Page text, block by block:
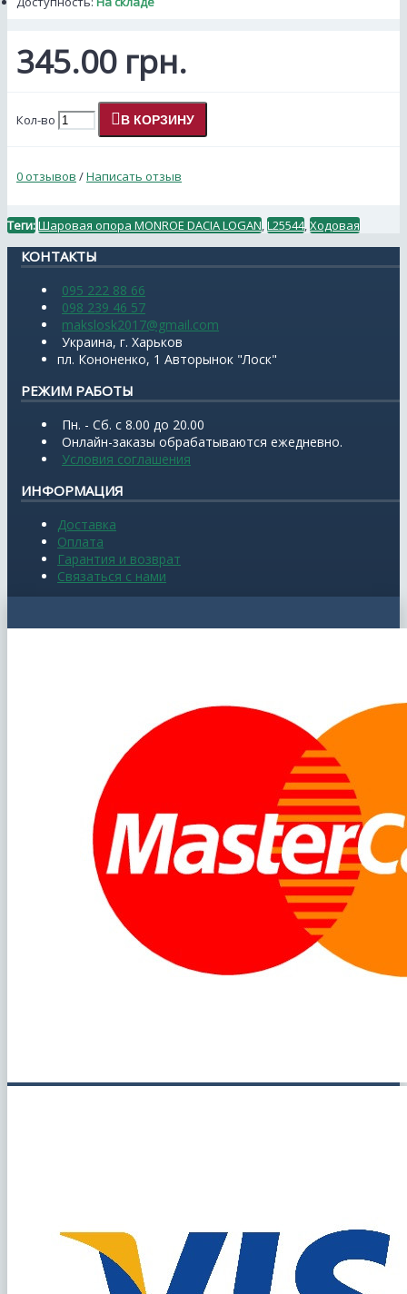
345.00 грн.
Кол-во В КОРЗИНУ
0 отзывов /Написать отзыв
Теги:Шаровая опора MONROE DACIA LOGAN L25544 Ходовая
КОНТАКТЫ
095 222 88 66
098 239 46 57
makslosk2017@gmail.com
Украина, г. Харьков
пл. Кононенко, 1 Авторынок "Лоск"
РЕЖИМ РАБОТЫ
Пн. - Сб. с 8.00 до 20.00
Онлайн-заказы обрабатываются ежедневно.
Условия соглашения
ИНФОРМАЦИЯ
Доставка
Оплата
Гарантия и возврат
Связаться с нами